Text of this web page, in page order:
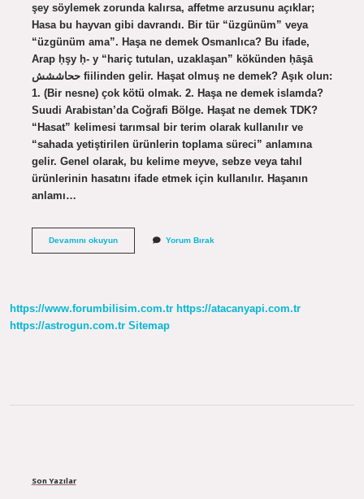
şey söylemek zorunda kalırsa, affetme arzusunu açıklar;
Hasa bu hayvan gibi davrandı. Bir tür “üzgünüm” veya
“üzgünüm ama”. Haşa ne demek Osmanlıca? Bu ifade,
Arap ḥşy ḥ- y “hariç tutulan, uzaklaşan” kökünden ḥāşā
ححاششش fiilinden gelir. Haşat olmuş ne demek? Aşık olun:
1. (Bir nesne) çok kötü olmak. 2. Haşa ne demek islamda?
Suudi Arabistan’da Coğrafi Bölge. Haşat ne demek TDK?
“Hasat” kelimesi tarımsal bir terim olarak kullanılır ve
“sahada yetiştirilen ürünlerin toplama süreci” anlamına
gelir. Genel olarak, bu kelime meyve, sebze veya tahıl
ürünlerinin hasatını ifade etmek için kullanılır. Haşanın
anlamı…
Devamını okuyunHaşa
Yorum Bırak
https://www.forumbilisim.com.tr https://atacanyapi.com.tr
https://astrogun.com.tr Sitemap
Son Yazılar